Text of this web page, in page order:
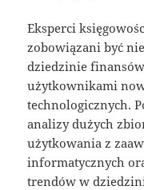
Eksperci
zobowiązani być
dziedzinie
użytkownikami
technologicznych.
analizy dużych
użytkowania z
informatycznych
trendów w